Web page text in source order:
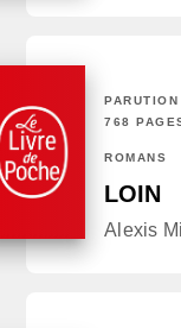
768
ROMANS
LOIN
Alexis